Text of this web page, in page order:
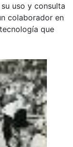
uso y consulta
colaborador en
que